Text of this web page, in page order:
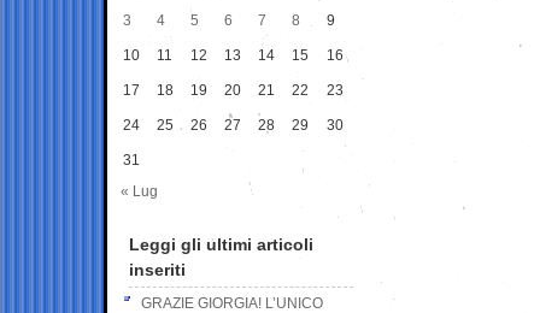
3 4 5 6 7 8 9
10 11 12 13 14 15 16
17 18 19 20 21 22 23
24 25 26 27 28 29 30
31
« Lug
Leggi gli ultimi articoli
inseriti
GRAZIE GIORGIA! L’UNICO